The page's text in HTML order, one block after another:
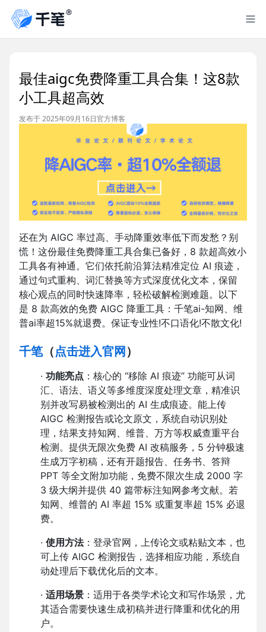
最佳aigc免费降重工具合集！这8款
小工具超高效
发布于 2025年09月16日官方博客
还在为 AIGC 率过高、手动降重效率低下而发愁？别
慌！这份最佳免费降重工具合集已备好，8 款超高效小
工具各有神通。它们依托前沿算法精准定位 AI 痕迹，
通过句式重构、词汇替换等方式深度优化文本，保留
核心观点的同时快速降率，轻松破解检测难题。以下
是 8 款高效的免费 AIGC 降重工具：千笔ai-知网、维
普ai率超15%就退费。保证专业性!不口语化!不散文化!
千笔（点击进入官网 ）
· 功能亮点 ：核心的 “移除 AI 痕迹” 功能可从词
汇、语法、语义等多维度深度处理文章，精准识
别并改写易被检测出的 AI 生成痕迹。能上传
AIGC 检测报告或论文原文，系统自动识别处
理，结果支持知网、维普、万方等权威查重平台
检测。提供无限次免费 AI 改稿服务，5 分钟极速
生成万字初稿，还有开题报告、任务书、答辩
PPT 等全文附加功能，免费不限次生成 2000 字
3 级大纲并提供 40 篇带标注知网参考文献。若
知网、维普的 AI 率超 15% 或重复率超 15% 必退
费。
· 使用方法：登录官网，上传论文或粘贴文本，也
可上传 AIGC 检测报告，选择相应功能，系统自
动处理后下载优化后的文本。
· 适用场景 ：适用于各类学术论文和写作场景，尤
其适合需要快速生成初稿并进行降重和优化的用
户。